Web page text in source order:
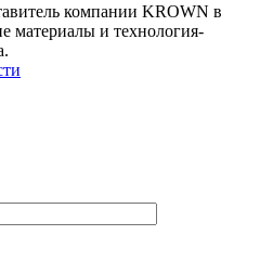
компании KROWN в
материалы и технология-